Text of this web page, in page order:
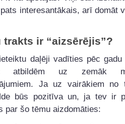
interesantākais, arī domāt
ir “aizsērējis”?
daļēji vadīties pēc
atbildēm uz zemāk
Ja uz vairākiem no
būs pozitīva un, ja tev ir
par šo tēmu aizdomāties: